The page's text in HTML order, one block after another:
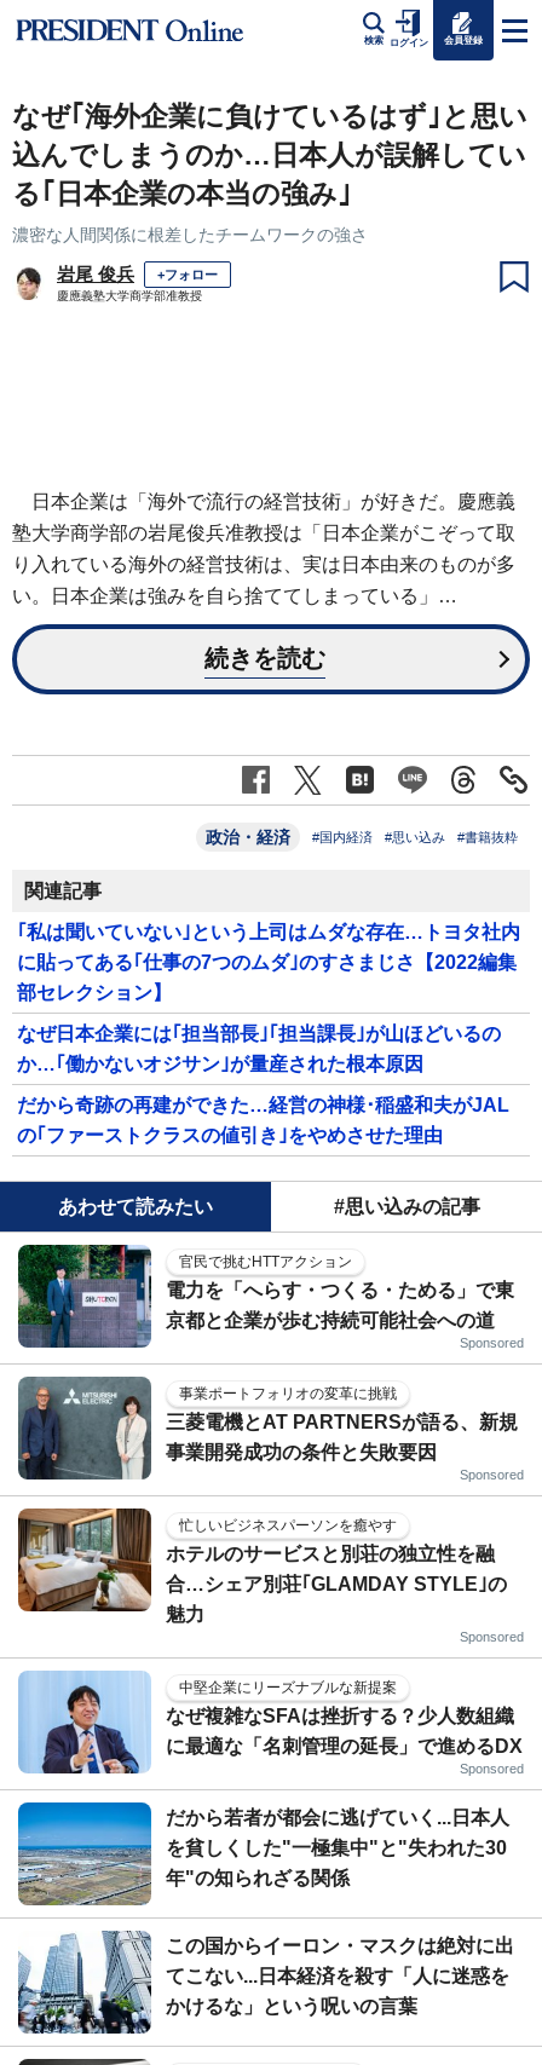
検索 ログイン 会員登録
なぜ｢海外企業に負けているはず｣と思い
込んでしまうのか…日本人が誤解してい
る｢日本企業の本当の強み｣
濃密な人間関係に根差したチームワークの強さ
岩尾 俊兵 +フォロー
慶應義塾大学商学部准教授
日本企業は「海外で流行の経営技術」が好きだ。慶應義
塾大学商学部の岩尾俊兵准教授は「日本企業がこぞって取
り入れている海外の経営技術は、実は日本由来のものが多
い。日本企業は強みを自ら捨ててしまっている」…
続きを読む
政治・経済 #国内経済 #思い込み #書籍抜粋
関連記事
｢私は聞いていない｣という上司はムダな存在…トヨタ社内
に貼ってある｢仕事の7つのムダ｣のすさまじさ【2022編集
部セレクション】
なぜ日本企業には｢担当部長｣｢担当課長｣が山ほどいるの
か…｢働かないオジサン｣が量産された根本原因
だから奇跡の再建ができた…経営の神様･稲盛和夫がJAL
の｢ファーストクラスの値引き｣をやめさせた理由
あわせて読みたい #思い込みの記事
官民で挑むHTTアクション
電力を「へらす・つくる・ためる」で東
京都と企業が歩む持続可能社会への道
Sponsored
事業ポートフォリオの変革に挑戦
三菱電機とAT PARTNERSが語る、新規
事業開発成功の条件と失敗要因
Sponsored
忙しいビジネスパーソンを癒やす
ホテルのサービスと別荘の独立性を融
合…シェア別荘｢GLAMDAY STYLE｣の
魅力
Sponsored
中堅企業にリーズナブルな新提案
なぜ複雑なSFAは挫折する？少人数組織
に最適な「名刺管理の延長」で進めるDX
Sponsored
だから若者が都会に逃げていく...日本人
を貧しくした"一極集中"と"失われた30
年"の知られざる関係
この国からイーロン・マスクは絶対に出
てこない...日本経済を殺す「人に迷惑を
かけるな」という呪いの言葉